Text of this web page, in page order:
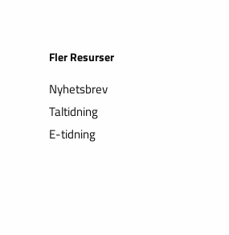
Fler Resurser
Nyhetsbrev
Taltidning
E-tidning